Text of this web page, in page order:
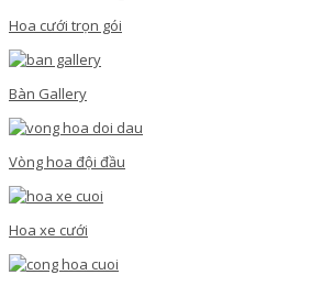
Hoa cưới trọn gói
Bàn Gallery
Vòng hoa đội đầu
Hoa xe cưới